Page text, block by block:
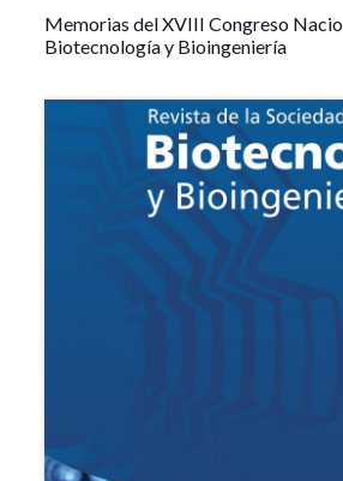
Memorias del XVIII Congreso
Biotecnología y Bioingeniería